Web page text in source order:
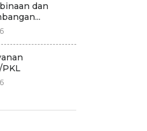
dan
PKL